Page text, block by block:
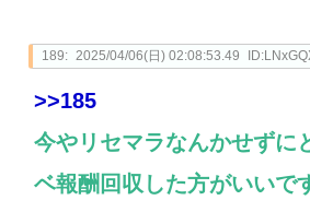
189: 2025/04/06(日) 02:08:53.49
>>185
今やリセマラなんかせずに
ベ報酬回収した方がいいで